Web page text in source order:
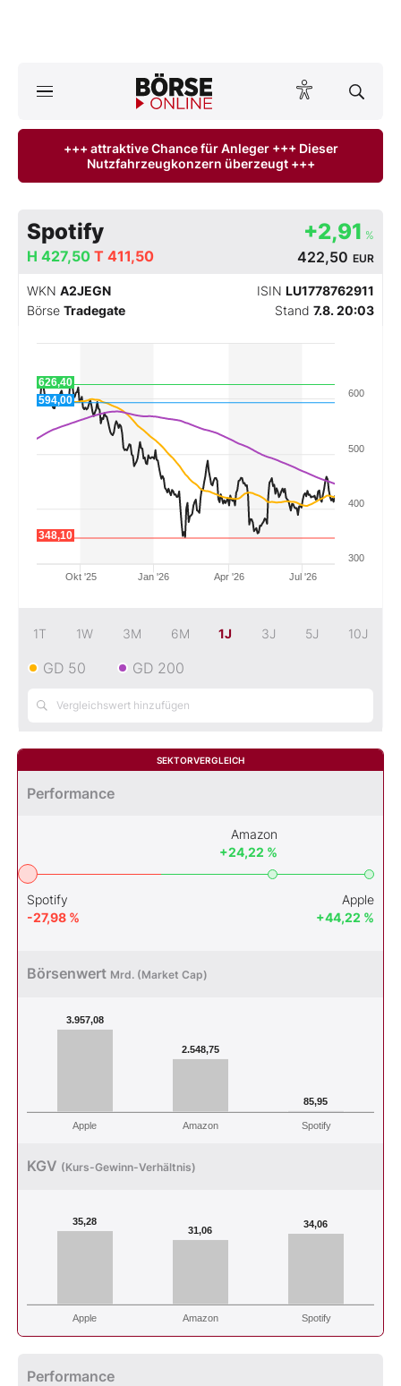
ktuelle Ausgabe BÖRSE ONLINE lesen
Finanz-Check
Abo & Shop
BO-Musterdepots
Experten
Mein B:O
+++ attraktive Chance für Anleger +++ Dieser
Nutzfahrzeugkonzern überzeugt +++
Spotify +2,91 %
422,50 EUR
H 427,50 T 411,50
WKN A2JEGN ISIN LU1778762911
Börse Tradegate Stand 7.8. 20:03
Jan '26 Jul '26
Okt '25 Apr '26
300
400
500
600
594,00
348,10
626,40
1T 1W 3M 6M 1J 3J 5J 10J
GD 50 GD 200
SEKTORVERGLEICH
Performance
Spotify
-27,98 %
Amazon
+24,22 %
Apple
+44,22 %
Börsenwert Mrd. (Market Cap)
3.957,08
2.548,75
85,95
Apple Amazon Spotify
KGV (Kurs-Gewinn-Verhältnis)
35,28
31,06
34,06
Apple Amazon Spotify
Performance